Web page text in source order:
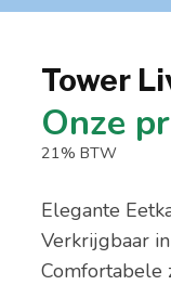
Tower
21% BTW
Elegante
Verkrijgbaar
Comfortabele